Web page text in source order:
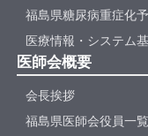
福島県糖尿病重症化
医療情報・システム
医師会概要
会長挨拶
福島県医師会役員一